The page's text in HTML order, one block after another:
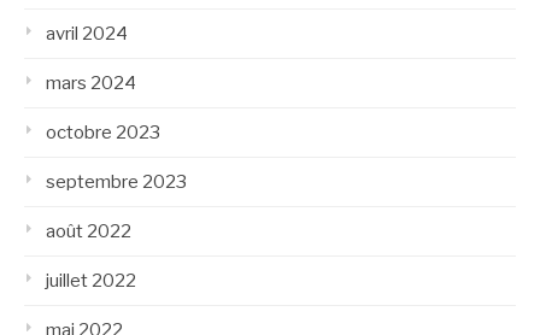
avril 2024
mars 2024
octobre 2023
septembre 2023
août 2022
juillet 2022
mai 2022